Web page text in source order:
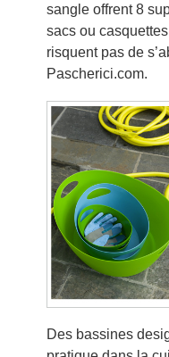
sangle offrent 8
sacs ou
risquent pas de
Pascherici.com.
Des bassines